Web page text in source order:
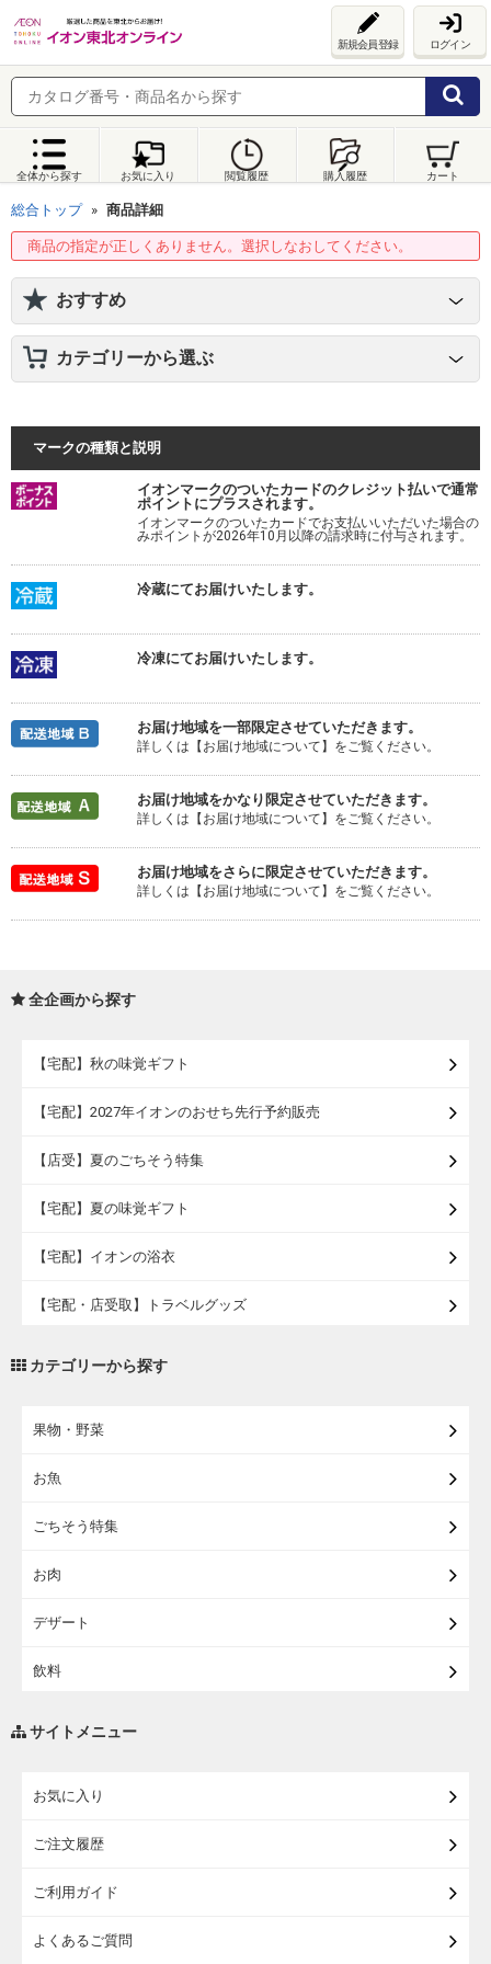
新規会員登録 ログイン
全体から探す お気に入り 閲覧履歴 購入履歴 カート
総合トップ 商品詳細
商品の指定が正しくありません。選択しなおしてください。
おすすめ
カテゴリーから選ぶ
マークの種類と説明
イオンマークのついたカードのクレジット払いで通常
ポイントにプラスされます。
イオンマークのついたカードでお支払いいただいた場合の
みポイントが2026年10月以降の請求時に付与されます。
冷蔵にてお届けいたします。
冷凍にてお届けいたします。
お届け地域を一部限定させていただきます。
詳しくは【お届け地域について】をご覧ください。
お届け地域をかなり限定させていただきます。
詳しくは【お届け地域について】をご覧ください。
お届け地域をさらに限定させていただきます。
詳しくは【お届け地域について】をご覧ください。
全企画から探す
【宅配】秋の味覚ギフト
【宅配】2027年イオンのおせち先行予約販売
【店受】夏のごちそう特集
【宅配】夏の味覚ギフト
【宅配】イオンの浴衣
【宅配・店受取】トラベルグッズ
カテゴリーから探す
果物・野菜
お魚
ごちそう特集
お肉
デザート
飲料
サイトメニュー
お気に入り
ご注文履歴
ご利用ガイド
よくあるご質問